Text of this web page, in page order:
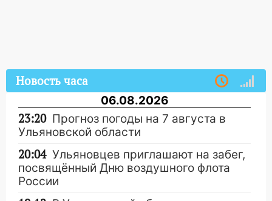
Новость часа
06.08.2026
23:20 Прогноз погоды на 7 августа в
Ульяновской области
20:04 Ульяновцев приглашают на забег,
посвящённый Дню воздушного флота
России